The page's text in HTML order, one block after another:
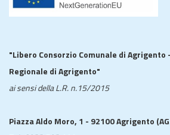
"Libero Consorzio Comunale di Agrigento
Regionale di Agrigento"
ai sensi della L.R. n.15/2015
Piazza Aldo Moro, 1 - 92100 Agrigento